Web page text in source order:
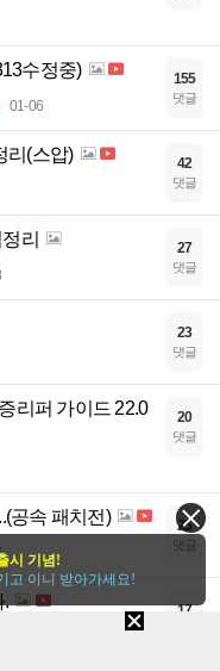
수정중)
01-06
155
댓글
리(스압) 42
댓글
리 27
댓글
23
댓글
리퍼 가이드 22.0
20
댓글
공속 패치전) 25
댓글
. 17
시 기념!
고 이니 받아가세요!